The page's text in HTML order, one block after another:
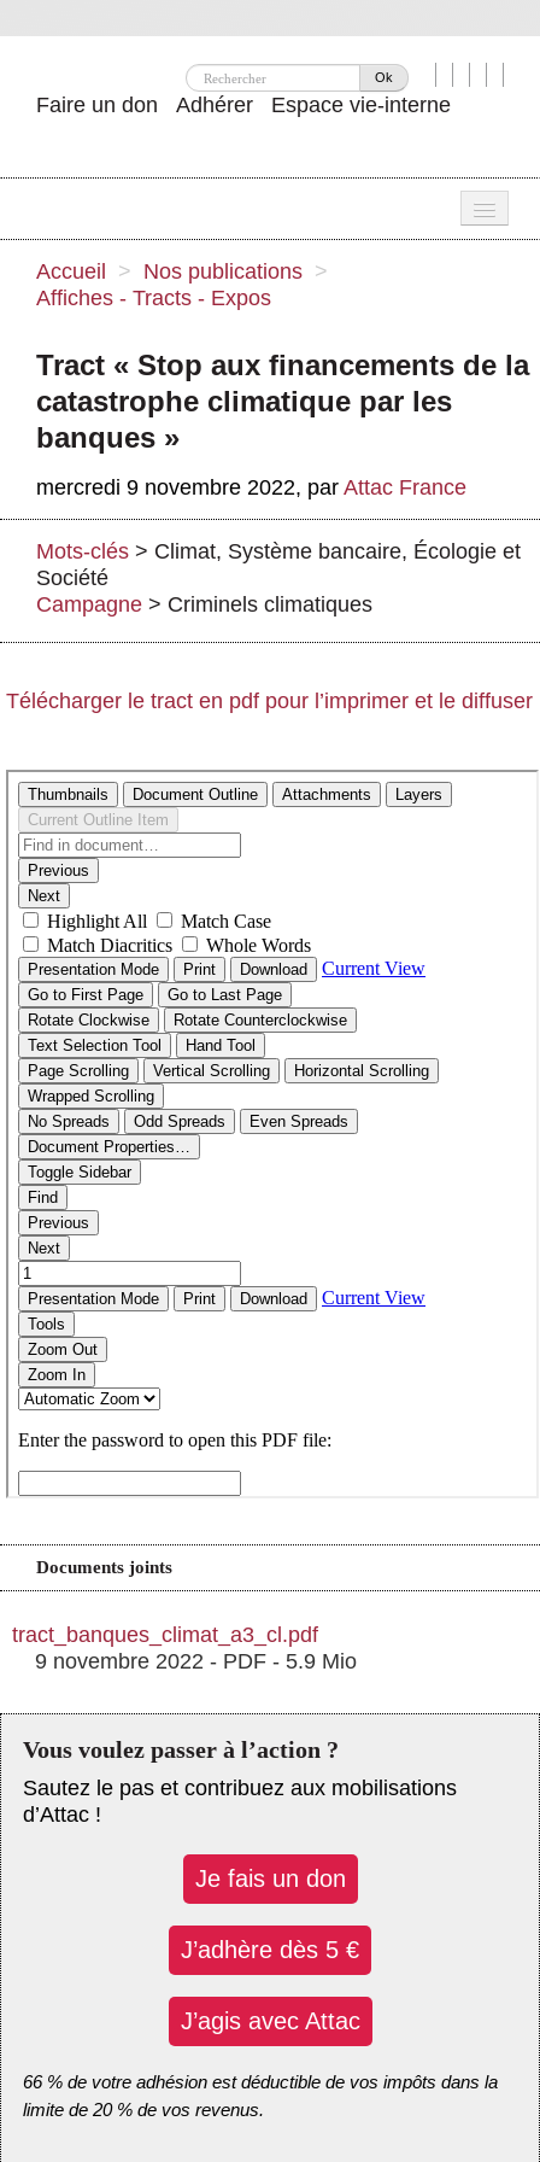
Ok
Faire un don Adhérer Espace vie-interne
Attac ?
Nos idées
Se mobiliser
Publications
Actus et médias
Boutique
Accueil > Nos publications >
Affiches - Tracts - Expos
Tract « Stop aux financements de la
catastrophe climatique par les
banques »
mercredi 9 novembre 2022, par Attac France
Mots-clés > Climat, Système bancaire, Écologie et
Société
Campagne > Criminels climatiques
Télécharger le tract en pdf pour l’imprimer et le diffuser
Documents joints
tract_banques_climat_a3_cl.pdf
9 novembre 2022 - PDF - 5.9 Mio
Vous voulez passer à l’action ?
Sautez le pas et contribuez aux mobilisations
d’Attac !
Je fais un don
J’adhère dès 5 €
J’agis avec Attac
66 % de votre adhésion est déductible de vos impôts dans la
limite de 20 % de vos revenus.